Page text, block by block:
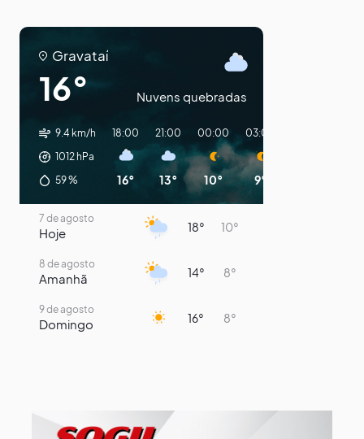
Gravataí
16° Nuvens quebradas
9.4 km/h
1012 hPa
59%
18:00
16°
21:00
13°
00:00
10°
03:00
9°
7 de agosto
Hoje 18° 10°
8 de agosto
Amanhã 14° 8°
9 de agosto
Domingo 16° 8°